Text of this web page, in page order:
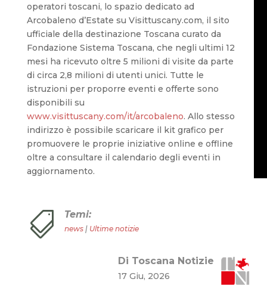
operatori toscani, lo spazio dedicato ad
Arcobaleno d’Estate su Visittuscany.com, il sito
ufficiale della destinazione Toscana curato da
Fondazione Sistema Toscana, che negli ultimi 12
mesi ha ricevuto oltre 5 milioni di visite da parte
di circa 2,8 milioni di utenti unici. Tutte le
istruzioni per proporre eventi e offerte sono
disponibili su
www.visittuscany.com/it/arcobaleno. Allo stesso
indirizzo è possibile scaricare il kit grafico per
promuovere le proprie iniziative online e offline
oltre a consultare il calendario degli eventi in
aggiornamento.
 Temi:
news| Ultime notizie
Di Toscana Notizie
17 Giu, 2026